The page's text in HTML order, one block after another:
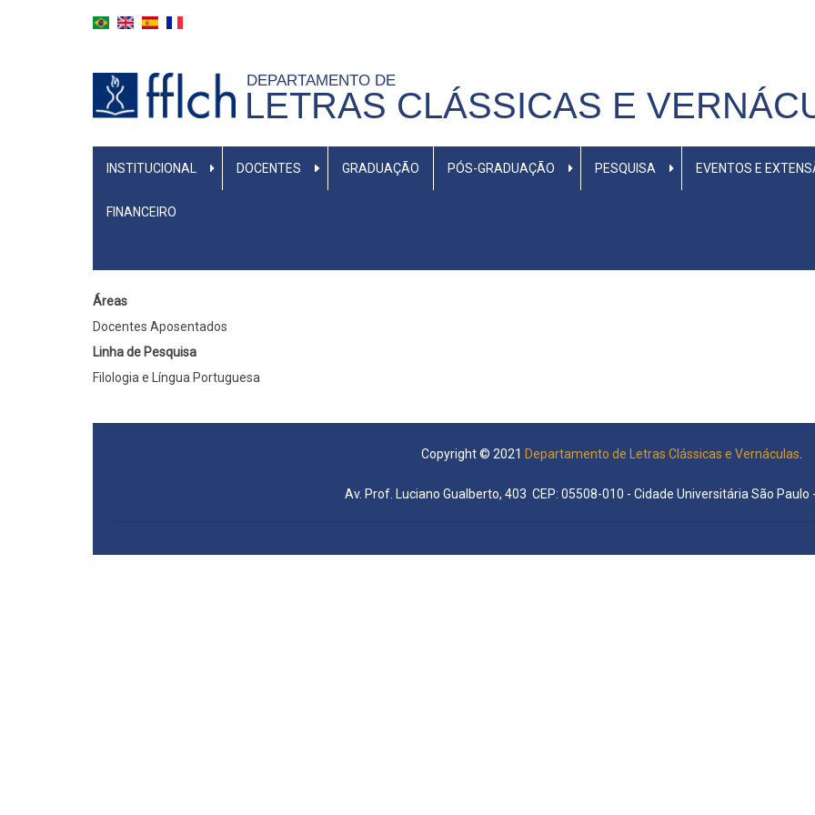
DEPARTAMENTO DE
LETRAS CLÁSSICAS E
MENU
INSTITUCIONAL DOCENTES GRADUAÇÃO PÓS-GRADUAÇÃO PESQUISA EVENTOS E
FINANCEIRO
Áreas
Docentes Aposentados
Linha de Pesquisa
Filologia e Língua Portuguesa
Copyright © 2021 Departamento de Letras Clássicas e Vernáculas
Av. Prof. Luciano Gualberto, 403 CEP: 05508-010 - Cidade Universitária São Paulo